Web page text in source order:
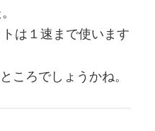
は１速まで使います
ころでしょうかね。